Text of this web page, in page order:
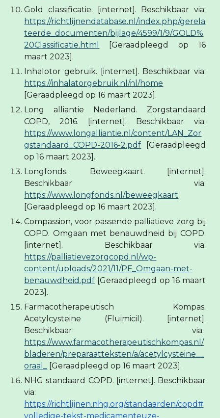
Gold
classificatie. [internet]. Beschikbaar via:
https://richtlijnendatabase.nl/index.php/gerela
teerde_documenten/bijlage/4599/1/9/GOLD%
20Classificatie.html
[Geraadpleegd op 16
maart 2023].
Inhalotor gebruik. [internet]. Beschikbaar via:
https://inhalatorgebruik.nl/nl/home
[Geraadpleegd op 16 maart 2023].
Long alliantie Nederland. Zorgstandaard
COPD, 2016. [internet]. Beschikbaar via:
https://www.longalliantie.nl/content/LAN_Zor
gstandaard_COPD-2016-2.pdf [Geraadpleegd
op 16 maart 2023].
Longfonds. Beweegkaart. [internet].
Beschikbaar via:
https://www.longfonds.nl/beweegkaart
[Geraadpleegd op 16 maart 2023].
Compassion, voor passende palliatieve zorg bij
COPD. Omgaan met benauwdheid bij COPD.
[internet]. Beschikbaar via:
https://palliatievezorgcopd.nl/wp-
content/uploads/2021/11/PF_Omgaan-met-
benauwdheid.pdf [Geraadpleegd op 16 maart
2023].
Farmacotherapeutisch Kompas.
Acetylcysteine (Fluimicil). [internet].
Beschikbaar via:
https://www.farmacotherapeutischkompas.nl/
bladeren/preparaatteksten/a/acetylcysteine__
oraal_
[Geraadpleegd op 16 maart 2023].
NHG standaard COPD. [internet]. Beschikbaar
via:
https://richtlijnen.nhg.org/standaarden/copd#
volledige-tekst-medicamenteuze-